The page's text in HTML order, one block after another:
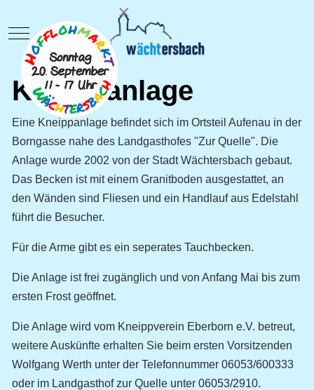
Mobile Menu Toggle
Kneippanlage
Eine Kneippanlage befindet sich im Ortsteil Aufenau in der
Borngasse nahe des Landgasthofes "Zur Quelle". Die
Anlage wurde 2002 von der Stadt Wächtersbach gebaut.
Das Becken ist mit einem Granitboden ausgestattet, an
den Wänden sind Fliesen und ein Handlauf aus Edelstahl
führt die Besucher.
Für die Arme gibt es ein seperates Tauchbecken.
Die Anlage ist frei zugänglich und von Anfang Mai bis zum
ersten Frost geöffnet.
Die Anlage wird vom Kneippverein Eberborn e.V. betreut,
weitere Auskünfte erhalten Sie beim ersten Vorsitzenden
Wolfgang Werth unter der Telefonnummer 06053/600333
oder im Landgasthof zur Quelle unter 06053/2910.
×